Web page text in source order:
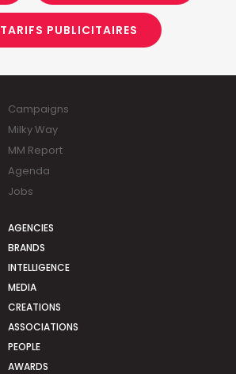
TARIFS PUBLICITAIRES
Campaigns
Milky Way
MM Report
Agenda
Jobs
AGENCIES
BRANDS
INTELLIGENCE
MEDIA
CREATIONS
ASSOCIATIONS
PEOPLE
AWARDS